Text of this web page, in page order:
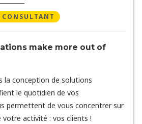
make more out of
la conception de solutions
le quotidien de vos
permettent de vous concentrer sur
votre activité : vos clients !